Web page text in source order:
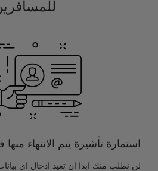
استمارة تأشيرة يتم الانتهاء
لن نطلب منك ابدا ان تعيد ادخال اي